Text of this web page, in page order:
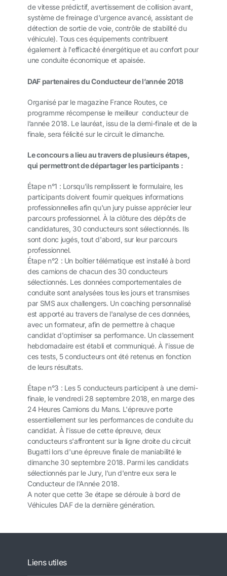
de vitesse prédictif, avertissement de collision avant,
système de freinage d'urgence avancé, assistant de
détection de sortie de voie, contrôle de stabilité du
véhicule). Tous ces équipements contribuent
également à l'efficacité énergétique et au confort pour
une conduite économique et apaisée.
DAF partenaires du Conducteur de l’année 2018
Organisé par le magazine France Routes, ce
programme récompense le meilleur conducteur de
l’année 2018. Le lauréat, issu de la demi-finale et de la
finale, sera félicité sur le circuit le dimanche.
Le concours a lieu au travers de plusieurs étapes,
qui permettront de départager les participants :
Étape n°1 : Lorsqu'ils remplissent le formulaire, les
participants doivent fournir quelques informations
professionnelles afin qu'un jury puisse apprécier leur
parcours professionnel. À la clôture des dépôts de
candidatures, 30 conducteurs sont sélectionnés. Ils
sont donc jugés, tout d'abord, sur leur parcours
professionnel.
Étape n°2 : Un boîtier télématique est installé à bord
des camions de chacun des 30 conducteurs
sélectionnés. Les données comportementales de
conduite sont analysées tous les jours et transmises
par SMS aux challengers. Un coaching personnalisé
est apporté au travers de l'analyse de ces données,
avec un formateur, afin de permettre à chaque
candidat d'optimiser sa performance. Un classement
hebdomadaire est établi et communiqué. À l'issue de
ces tests, 5 conducteurs ont été retenus en fonction
de leurs résultats.
Étape n°3 : Les 5 conducteurs participent à une demi-
finale, le vendredi 28 septembre 2018, en marge des
24 Heures Camions du Mans. L'épreuve porte
essentiellement sur les performances de conduite du
candidat. À l'issue de cette épreuve, deux
conducteurs s'affrontent sur la ligne droite du circuit
Bugatti lors d'une épreuve finale de maniabilité le
dimanche 30 septembre 2018. Parmi les candidats
sélectionnés par le Jury, l'un d'entre eux sera le
Conducteur de l'Année 2018.
A noter que cette 3e étape se déroule à bord de
Véhicules DAF de la dernière génération.
Liens utiles